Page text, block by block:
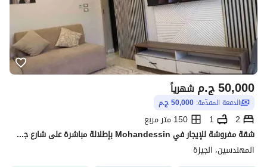
ج.م50,000 شهرياً
الدفعة المقدّمة: 50,000 ج.م
2
1
150 متر مربع
شقة مفروشة للإيجار في Mohandessin بإطلالة مباشرة على شارع جامعة الدول العربية مع بلكونة وموقع مميز قريب من الخدمات والمطاعم في منطقة حيوية تناسب السكن اليومي
المهندسين، الجيزة